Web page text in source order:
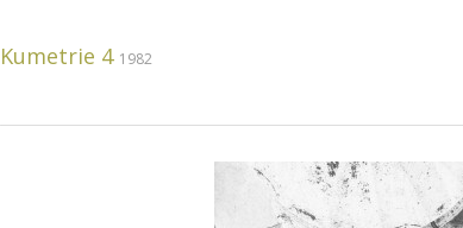
Kumetrie 4 1982